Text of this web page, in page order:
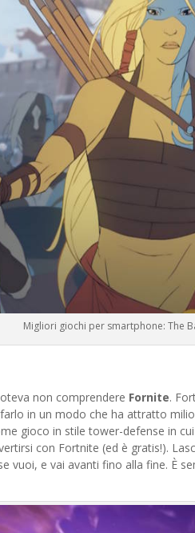
Migliori giochi per smartphone: The
non comprendere Fornite.
in un modo che ha attratto
gioco in stile tower-defense in
con Fortnite (ed è gratis!).
vuoi, e vai avanti fino alla fine. È